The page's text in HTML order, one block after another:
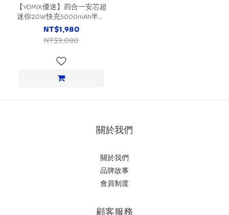
【YOMIX優迷】四合一安芯超
迷你20W快充5000mAh半固
態磁吸行動電源(自帶Type-C
線/電量顯示/磁吸充電/PD快
充)
NT$1,980
NT$3,080
關於我們
關於我們
品牌故事
會員制度
顧客服務